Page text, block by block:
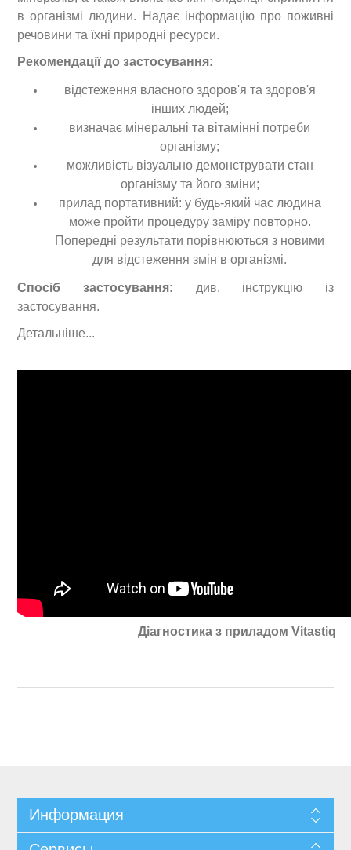
в організмі людини. Надає інформацію про поживні
речовини та їхні природні ресурси.
Рекомендації до застосування:
відстеження власного здоров'я та здоров'я
інших людей;
визначає мінеральні та вітамінні потреби
організму;
можливість візуально демонструвати стан
організму та його зміни;
прилад портативний: у будь-який час людина
може пройти процедуру заміру повторно.
Попередні результати порівнюються з новими
для відстеження змін в організмі.
Спосіб застосування: див. інструкцію із
застосування.
Детальніше...
Діагностика з приладом Vitastiq
Информация